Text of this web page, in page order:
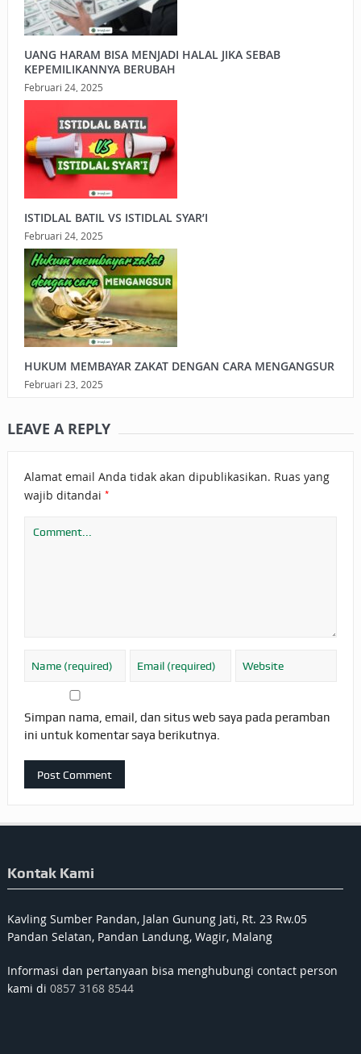
UANG HARAM BISA MENJADI HALAL JIKA SEBAB
KEPEMILIKANNYA BERUBAH
Februari 24, 2025
ISTIDLAL BATIL VS ISTIDLAL SYAR’I
Februari 24, 2025
HUKUM MEMBAYAR ZAKAT DENGAN CARA MENGANGSUR
Februari 23, 2025
LEAVE A REPLY
Alamat email Anda tidak akan dipublikasikan. Ruas yang
wajib ditandai *
Simpan nama, email, dan situs web saya pada peramban
ini untuk komentar saya berikutnya.
Kontak Kami
Kavling Sumber Pandan, Jalan Gunung Jati, Rt. 23 Rw.05
Pandan Selatan, Pandan Landung, Wagir, Malang
Informasi dan pertanyaan bisa menghubungi contact person
kami di 0857 3168 8544